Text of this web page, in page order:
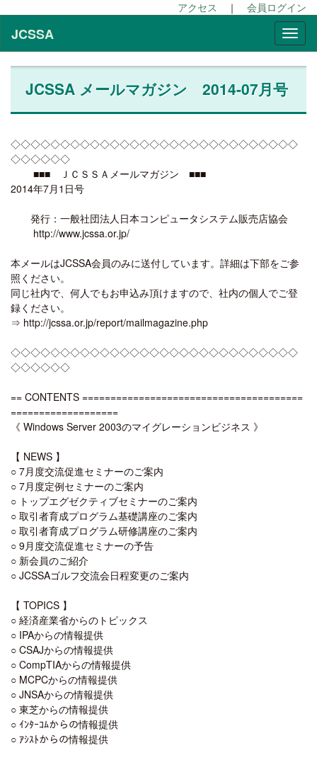
アクセス ｜ 会員ログイン
JCSSA
JCSSA メールマガジン 2014-07月号
◇◇◇◇◇◇◇◇◇◇◇◇◇◇◇◇◇◇◇◇◇◇◇◇◇◇◇◇◇
◇◇◇◇◇◇
■■■ ＪＣＳＳＡメールマガジン ■■■
2014年7月1日号
発行：一般社団法人日本コンピュータシステム販売店協会
http://www.jcssa.or.jp/
本メールはJCSSA会員のみに送付しています。詳細は下部をご参
照ください。
同じ社内で、何人でもお申込み頂けますので、社内の個人でご登
録ください。
⇒ http://jcssa.or.jp/report/mailmagazine.php
◇◇◇◇◇◇◇◇◇◇◇◇◇◇◇◇◇◇◇◇◇◇◇◇◇◇◇◇◇
◇◇◇◇◇◇
== CONTENTS =======================================
===================
《 Windows Server 2003のマイグレーションビジネス 》
【 NEWS 】
○ 7月度交流促進セミナーのご案内
○ 7月度定例セミナーのご案内
○ トップエグゼクティブセミナーのご案内
○ 取引者育成プログラム基礎講座のご案内
○ 取引者育成プログラム研修講座のご案内
○ 9月度交流促進セミナーの予告
○ 新会員のご紹介
○ JCSSAゴルフ交流会日程変更のご案内
【 TOPICS 】
○ 経済産業省からのトピックス
○ IPAからの情報提供
○ CSAJからの情報提供
○ CompTIAからの情報提供
○ MCPCからの情報提供
○ JNSAからの情報提供
○ 東芝からの情報提供
○ ｲﾝﾀｰｺﾑからの情報提供
○ ｱｼｽﾄからの情報提供